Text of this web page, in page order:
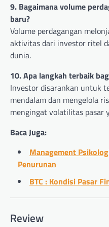
9. Bagaimana volume
baru?
Volume perdagangan
aktivitas dari investor ritel
dunia.
10. Apa langkah terbaik
Investor disarankan untuk
mendalam dan mengelola
mengingat volatilitas pasar
Baca Juga:
Management
Penurunan
BTC : Kondisi Pasar
Review